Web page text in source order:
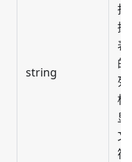
string
指
据
表
的
列
标
显
文
符